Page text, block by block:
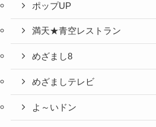
ポップUP
満天★青空レストラン
めざまし8
めざましテレビ
よ～いドン